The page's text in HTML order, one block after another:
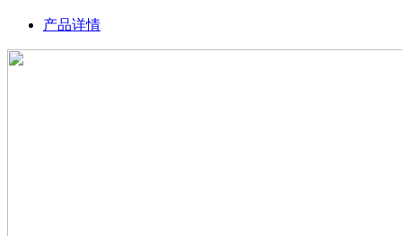
产品详情